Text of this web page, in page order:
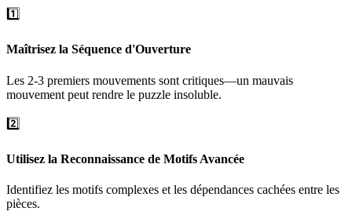
1️⃣
Maîtrisez la Séquence d'Ouverture
Les 2-3 premiers mouvements sont critiques—un mauvais
mouvement peut rendre le puzzle insoluble.
2️⃣
Utilisez la Reconnaissance de Motifs Avancée
Identifiez les motifs complexes et les dépendances cachées entre les
pièces.